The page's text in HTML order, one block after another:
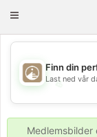
Toggle
💖
Finn din
Last ned vår